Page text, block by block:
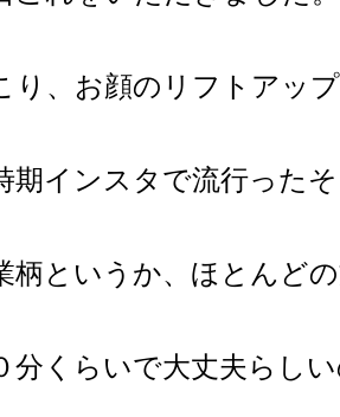
り、お顔のリフトアッ
期インスタで流行った
柄というか、ほとんど
分くらいで大丈夫らし